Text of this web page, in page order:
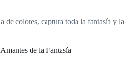
de colores, captura toda la fantasía y la
de la Fantasía